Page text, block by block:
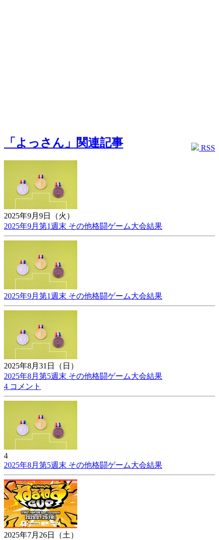
RSS
「よっさん」関連記事
2025年9月9日（火）
2025年9月第1週末 その他格闘ゲーム大会結果
2025年9月第1週末 その他格闘ゲーム大会結果
2025年8月31日（日）
2025年8月第5週末 その他格闘ゲーム大会結果
4 コメント
4
2025年8月第5週末 その他格闘ゲーム大会結果
2025年7月26日（土）